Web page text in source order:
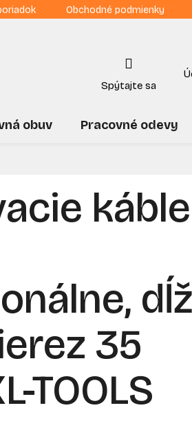
Obchodné podmienky
obuv Pracovné odevy
káble
35
TOOLS